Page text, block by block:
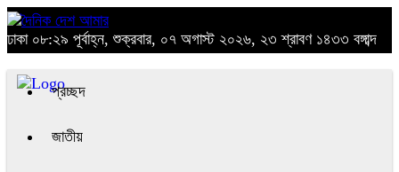
ঢাকা ০৮:২৯ পূর্বাহ্ন, শুক্রবার, ০৭ অগাস্ট ২০২৬, ২৩ শ্রাবণ ১৪৩৩ বঙ্গাব্দ
প্রচ্ছদ
জাতীয়